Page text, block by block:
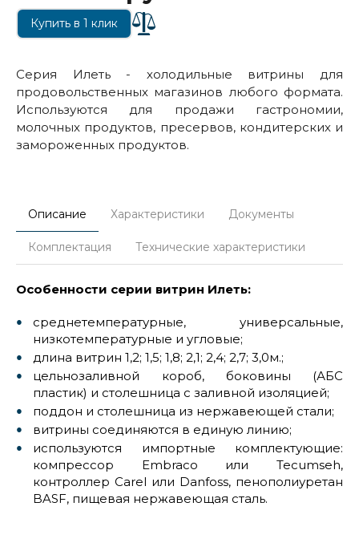
Купить в 1 клик
Серия Илеть - холодильные витрины для
продовольственных магазинов любого формата.
Используются для продажи гастрономии,
молочных продуктов, пресервов, кондитерских и
замороженных продуктов.
Описание Характеристики Документы
Комплектация Технические характеристики
Особенности серии витрин Илеть:
среднетемпературные, универсальные,
низкотемпературные и угловые;
длина витрин 1,2; 1,5; 1,8; 2,1; 2,4; 2,7; 3,0м.;
цельнозаливной короб, боковины (АБС
пластик) и столешница с заливной изоляцией;
поддон и столешница из нержавеющей стали;
витрины соединяются в единую линию;
используются импортные комплектующие:
компрессор Embraco или Tecumseh,
контроллер Carel или Danfoss, пенополиуретан
BASF, пищевая нержавеющая сталь.